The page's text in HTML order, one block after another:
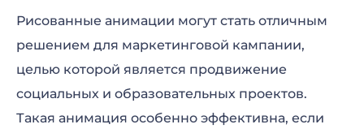
Рисованные анимации могут стать отличным
решением для маркетинговой кампании,
целью которой является продвижение
социальных и образовательных проектов.
Такая анимация особенно эффективна, если